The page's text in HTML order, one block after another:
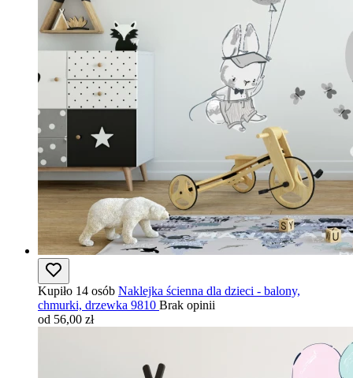
Kupiło 14 osób Naklejka ścienna dla dzieci - balony,
chmurki, drzewka 9810 Brak opinii
od 56,00 zł